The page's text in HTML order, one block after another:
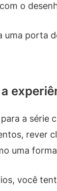
o
uma porta
a série
rever
uma
você